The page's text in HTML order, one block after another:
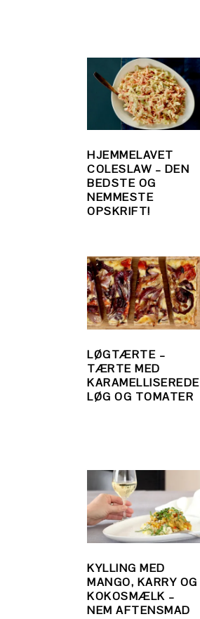
HJEMMELAVET
COLESLAW – DEN
BEDSTE OG
NEMMESTE
OPSKRIFT!
LØGTÆRTE –
TÆRTE MED
KARAMELLISEREDE
LØG OG TOMATER
KYLLING MED
MANGO, KARRY OG
KOKOSMÆLK –
NEM AFTENSMAD